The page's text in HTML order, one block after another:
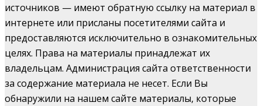
источников — имеют обратную ссылку на материал в
интернете или присланы посетителями сайта и
предоставляются исключительно в ознакомительных
целях. Права на материалы принадлежат их
владельцам. Администрация сайта ответственности
за содержание материала не несет. Если Вы
обнаружили на нашем сайте материалы, которые